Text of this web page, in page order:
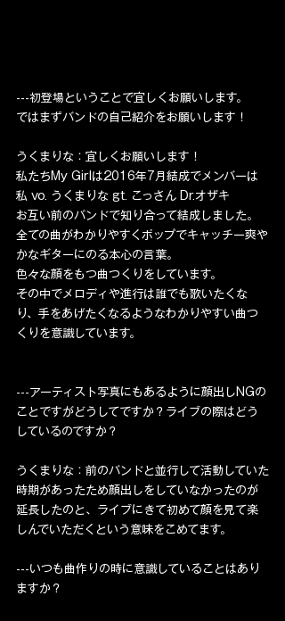
---初登場ということで宜しくお願いします。
ではまずバンドの自己紹介をお願いします！
うくまりな：宜しくお願いします！
私たちMy Girlは2016年7月結成でメンバーは
私 vo. うくまりな gt. こっさん Dr.オザキ
お互い前のバンドで知り合って結成しました。
全ての曲がわかりやすくポップでキャッチー爽や
かなギターにのる本心の言葉。
色々な顔をもつ曲つくりをしています。
その中でメロディや進行は誰でも歌いたくな
り、手をあげたくなるようなわかりやすい曲つ
くりを意識しています。
---アーティスト写真にもあるように顔出しNGの
ことですがどうしてですか？ライブの際はどう
しているのですか？
うくまりな：前のバンドと並行して活動していた
時期があったため顔出しをしていなかったのが
延長したのと、ライブにきて初めて顔を見て楽
しんでいただくという意味をこめてます。
---いつも曲作りの時に意識していることはあり
ますか？